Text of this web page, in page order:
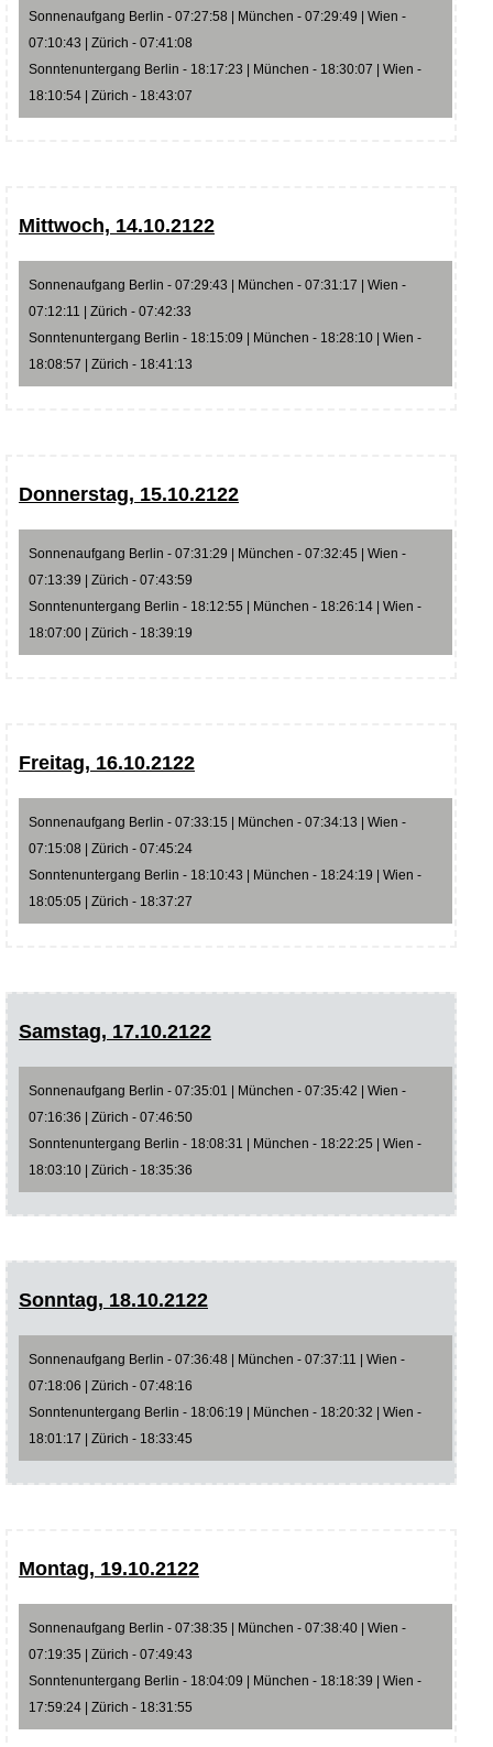
Sonnenaufgang Berlin - 07:27:58 | München - 07:29:49 | Wien -
07:10:43 | Zürich - 07:41:08
Sonntenuntergang Berlin - 18:17:23 | München - 18:30:07 | Wien -
18:10:54 | Zürich - 18:43:07
Mittwoch, 14.10.2122
Sonnenaufgang Berlin - 07:29:43 | München - 07:31:17 | Wien -
07:12:11 | Zürich - 07:42:33
Sonntenuntergang Berlin - 18:15:09 | München - 18:28:10 | Wien -
18:08:57 | Zürich - 18:41:13
Donnerstag, 15.10.2122
Sonnenaufgang Berlin - 07:31:29 | München - 07:32:45 | Wien -
07:13:39 | Zürich - 07:43:59
Sonntenuntergang Berlin - 18:12:55 | München - 18:26:14 | Wien -
18:07:00 | Zürich - 18:39:19
Freitag, 16.10.2122
Sonnenaufgang Berlin - 07:33:15 | München - 07:34:13 | Wien -
07:15:08 | Zürich - 07:45:24
Sonntenuntergang Berlin - 18:10:43 | München - 18:24:19 | Wien -
18:05:05 | Zürich - 18:37:27
Samstag, 17.10.2122
Sonnenaufgang Berlin - 07:35:01 | München - 07:35:42 | Wien -
07:16:36 | Zürich - 07:46:50
Sonntenuntergang Berlin - 18:08:31 | München - 18:22:25 | Wien -
18:03:10 | Zürich - 18:35:36
Sonntag, 18.10.2122
Sonnenaufgang Berlin - 07:36:48 | München - 07:37:11 | Wien -
07:18:06 | Zürich - 07:48:16
Sonntenuntergang Berlin - 18:06:19 | München - 18:20:32 | Wien -
18:01:17 | Zürich - 18:33:45
Montag, 19.10.2122
Sonnenaufgang Berlin - 07:38:35 | München - 07:38:40 | Wien -
07:19:35 | Zürich - 07:49:43
Sonntenuntergang Berlin - 18:04:09 | München - 18:18:39 | Wien -
17:59:24 | Zürich - 18:31:55